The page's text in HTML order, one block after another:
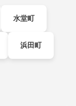
水堂町
浜田町